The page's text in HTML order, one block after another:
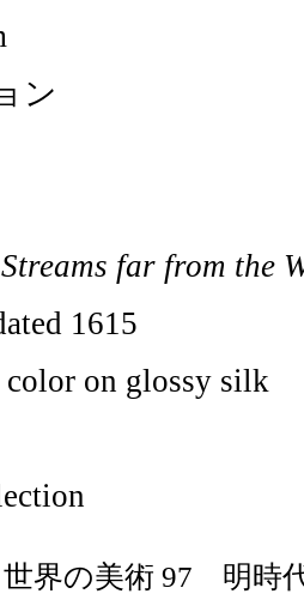
ン
far from the
1615
color on glossy silk
世界の美術 97 明時